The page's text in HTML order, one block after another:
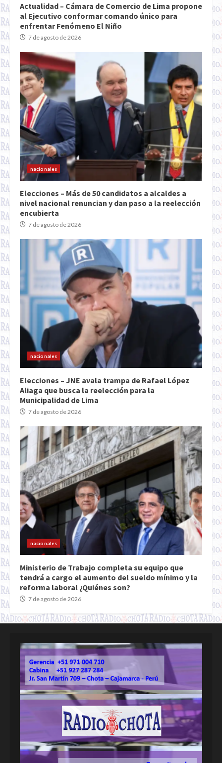
Actualidad – Cámara de Comercio de Lima propone
al Ejecutivo conformar comando único para
enfrentar Fenómeno El Niño
7 de agosto de 2026
nacionales
Elecciones – Más de 50 candidatos a alcaldes a
nivel nacional renuncian y dan paso a la reelección
encubierta
7 de agosto de 2026
nacionales
Elecciones – JNE avala trampa de Rafael López
Aliaga que busca la reelección para la
Municipalidad de Lima
7 de agosto de 2026
nacionales
Ministerio de Trabajo completa su equipo que
tendrá a cargo el aumento del sueldo mínimo y la
reforma laboral ¿Quiénes son?
7 de agosto de 2026